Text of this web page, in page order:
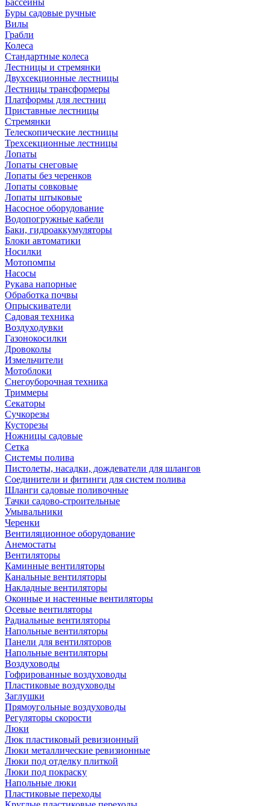
Бассейны
Буры садовые ручные
Вилы
Грабли
Колеса
Стандартные колеса
Лестницы и стремянки
Двухсекционные лестницы
Лестницы трансформеры
Платформы для лестниц
Приставные лестницы
Стремянки
Телескопические лестницы
Трехсекционные лестницы
Лопаты
Лопаты снеговые
Лопаты без черенков
Лопаты совковые
Лопаты штыковые
Насосное оборудование
Водопогружные кабели
Баки, гидроаккумуляторы
Блоки автоматики
Носилки
Мотопомпы
Насосы
Рукава напорные
Обработка почвы
Опрыскиватели
Садовая техника
Воздуходувки
Газонокосилки
Дровоколы
Измельчители
Мотоблоки
Снегоуборочная техника
Триммеры
Секаторы
Сучкорезы
Кусторезы
Ножницы садовые
Сетка
Системы полива
Пистолеты, насадки, дождеватели для шлангов
Соединители и фитинги для систем полива
Шланги садовые поливочные
Тачки садово-строительные
Умывальники
Черенки
Вентиляционное оборудование
Анемостаты
Вентиляторы
Каминные вентиляторы
Канальные вентиляторы
Накладные вентиляторы
Оконные и настенные вентиляторы
Осевые вентиляторы
Радиальные вентиляторы
Напольные вентиляторы
Панели для вентиляторов
Напольные вентиляторы
Воздуховоды
Гофрированные воздуховоды
Пластиковые воздуховоды
Заглушки
Прямоугольные воздуховоды
Регуляторы скорости
Люки
Люк пластиковый ревизионный
Люки металлические ревизионные
Люки под отделку плиткой
Люки под покраску
Напольные люки
Пластиковые переходы